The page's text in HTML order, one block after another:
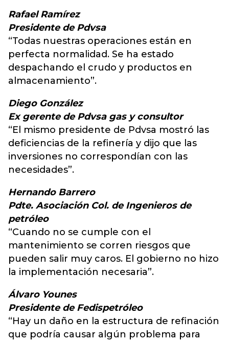
Rafael Ramírez
Presidente de Pdvsa
“Todas nuestras operaciones están en
perfecta normalidad. Se ha estado
despachando el crudo y productos en
almacenamiento”.
Diego González
Ex gerente de Pdvsa gas y consultor
“El mismo presidente de Pdvsa mostró las
deficiencias de la refinería y dijo que las
inversiones no correspondían con las
necesidades”.
Hernando Barrero
Pdte. Asociación Col. de Ingenieros de
petróleo
“Cuando no se cumple con el
mantenimiento se corren riesgos que
pueden salir muy caros. El gobierno no hizo
la implementación necesaria”.
Álvaro Younes
Presidente de Fedispetróleo
“Hay un daño en la estructura de refinación
que podría causar algún problema para